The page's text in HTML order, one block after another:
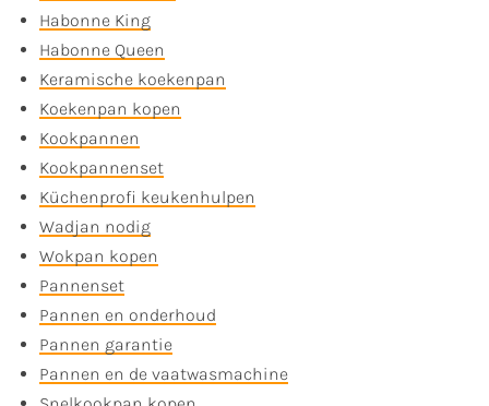
Habonne King
Habonne Queen
Keramische koekenpan
Koekenpan kopen
Kookpannen
Kookpannenset
Küchenprofi keukenhulpen
Wadjan nodig
Wokpan kopen
Pannenset
Pannen en onderhoud
Pannen garantie
Pannen en de vaatwasmachine